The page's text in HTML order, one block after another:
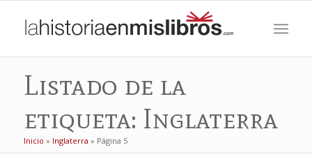
Listado de la
etiqueta: Inglaterra
Inicio » Inglaterra » Página 5